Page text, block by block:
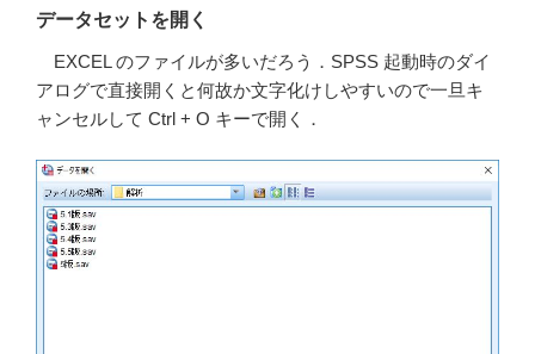
データセットを開く
EXCEL のファイルが多いだろう．SPSS 起動時のダイ
アログで直接開くと何故か文字化けしやすいので一旦キ
ャンセルして Ctrl + O キーで開く．